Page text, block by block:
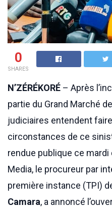
0
SHARES
N’ZÉRÉKORÉ – Après
partie du Grand Marché
judiciaires entendent
circonstances de ce
rendue publique ce
Media, le procureur par
première instance (TPI)
Camara, a annoncé